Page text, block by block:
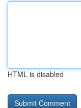
HTML is disabled